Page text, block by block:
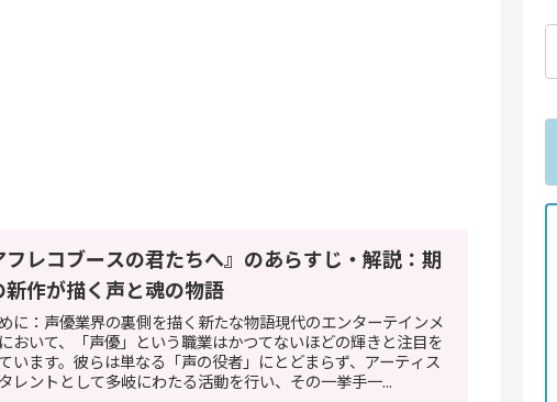
フレコブースの君たちへ』のあらすじ・解説：期
新作が描く声と魂の物語
に：声優業界の裏側を描く新たな物語現代のエンターテインメ
おいて、「声優」という職業はかつてないほどの輝きと注目を
います。彼らは単なる「声の役者」にとどまらず、アーティス
レントとして多岐にわたる活動を行い、その一挙手一...